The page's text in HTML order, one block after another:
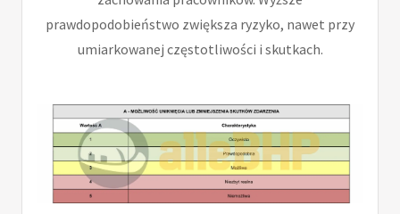
prawdopodobieństwo zwiększa ryzyko, nawet przy
umiarkowanej częstotliwości i skutkach.